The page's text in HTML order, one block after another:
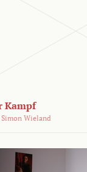
Kampf
Simon Wieland